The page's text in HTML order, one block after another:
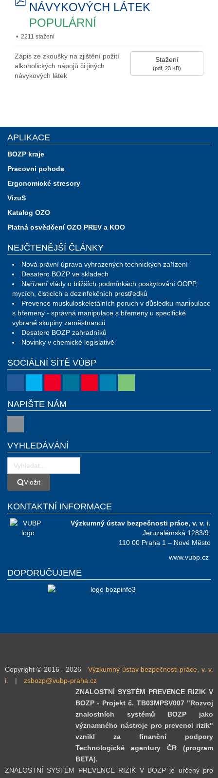
pdfNÁVYKOVÝCH LÁTEK
POPULÁRNÍ
2211 stažení
Stažení
(pdf, 23 KB)
Zápis ze zkoušky na zjištění požití
alkoholických nápojů či jiných
návykových látek
APLIKACE
BOZP kraje
Pracovni pohoda
Ergonomické stresory
VizuS
Katalog OZO
Platná osvědčení OZO PREV a KOO
NEJČTENĚJŠÍ ČLÁNKY
Nová právní úprava vyhrazených technických zařízení
Desatero BOZP ve skladech
Nařízení vlády o bližších podmínkách poskytování OOPP,
mycích, čisticích a dezinfekčních prostředků
Prevence muskuloskeletálních poruch v důsledku manipulace
s břemeny - správná manipulace s břemeny u specifické
vybrané skupiny zaměstnanců
Desatero BOZP zahradníků
Novinky v chemické legislativě
SOCIÁLNÍ SÍTĚ VÚBP
NAPIŠTE NÁM
VYHLEDÁVÁNÍ
VložitVložit
KONTAKTNÍ INFORMACE
Výzkumný ústav bezpečnosti práce, v. v. i.
Jeruzalémská 1283/9,
110 00 Praha 1 – Nové Město
www.vubp.cz
DOPORUČUJEME
Copyright © 2016 - 2026
Výzkumný ústav bezpečnosti práce, v. v.
i.
|
zsbozp@vubp-praha.cz
ZNALOSTNÍ SYSTÉM PREVENCE RIZIK V
BOZP - Projekt č. TB03MPSV007 "Rozvoj
znalostních systémů BOZP jako
významného nástroje pro prevenci rizik"
vznikl za finanční podpory
Technologické agentury ČR (program
BETA).
ZNALOSTNÍ SYSTÉM PREVENCE RIZIK V BOZP je určený pro